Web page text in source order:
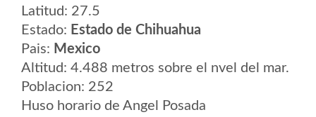
Latitud: 27.5
Estado: Estado de Chihuahua
Pais: Mexico
Altitud: 4.488 metros sobre el nvel del mar.
Poblacion: 252
Huso horario de Angel Posada